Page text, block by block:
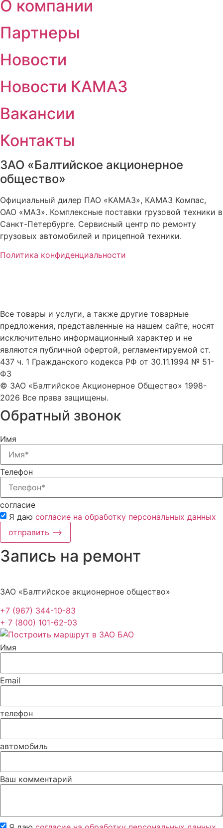
О компании
Партнеры
Новости
Новости КАМАЗ
Вакансии
Контакты
ЗАО «Балтийское акционерное
общество»
Официальный дилер ПАО «КАМАЗ», КАМАЗ Компас,
ОАО «МАЗ». Комплексные поставки грузовой техники в
Санкт-Петербурге. Сервисный центр по ремонту
грузовых автомобилей и прицепной техники.
Политика конфиденциальности
Все товары и услуги, а также другие товарные
предложения, представленные на нашем сайте, носят
исключительно информационный характер и не
являются публичной офертой, регламентируемой ст.
437 ч. 1 Гражданского кодекса РФ от 30.11.1994 № 51-
ФЗ
© ЗАО «Балтийское Акционерное Общество» 1998-
2026 Все права защищены.
Обратный звонок
Имя
Телефон
согласие
Я даю согласие на обработку персональных данных
отправить ⟶
Запись на ремонт
ЗАО «Балтийское акционерное общество»
+7 (967) 344-10-83
+ 7 (800) 101-62-03
Имя
Email
телефон
автомобиль
Ваш комментарий